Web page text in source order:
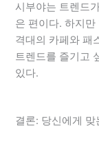
시부야는 트렌드
은 편이다. 하지
격대의 카페와 패
트렌드를 즐기고
있다.
결론: 당신에게 맞